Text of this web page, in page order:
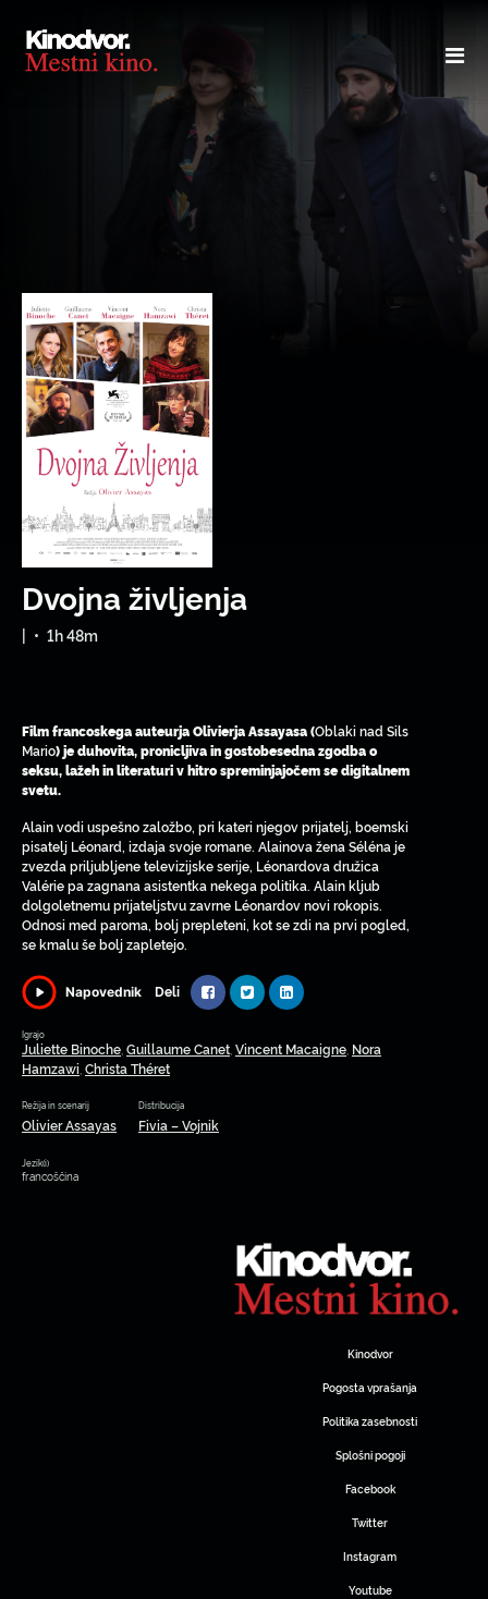
Dvojna življenja
| • 1h 48m
Film francoskega auteurja Olivierja Assayasa (Oblaki nad Sils
Mario) je duhovita, pronicljiva in gostobesedna zgodba o
seksu, lažeh in literaturi v hitro spreminjajočem se digitalnem
svetu.
Alain vodi uspešno založbo, pri kateri njegov prijatelj, boemski
pisatelj Léonard, izdaja svoje romane. Alainova žena Séléna je
zvezda priljubljene televizijske serije, Léonardova družica
Valérie pa zagnana asistentka nekega politika. Alain kljub
dolgoletnemu prijateljstvu zavrne Léonardov novi rokopis.
Odnosi med paroma, bolj prepleteni, kot se zdi na prvi pogled,
se kmalu še bolj zapletejo.
Napovednik Deli
Igrajo
Juliette Binoche Guillaume Canet Vincent Macaigne Nora
Hamzawi Christa Théret
Režija in scenarij
Olivier Assayas
Distribucija
Fivia – Vojnik
Jezik(i)
francoščina
Kinodvor
Pogosta vprašanja
Politika zasebnosti
Splošni pogoji
Facebook
Twitter
Instagram
Youtube